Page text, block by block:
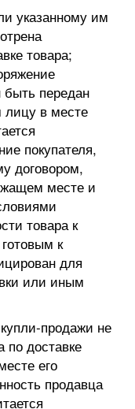
указанному им
товара;
быть передан
лицу в месте
покупателя,
договором,
месте и
товара к
к
для
или иным
продажи не
по доставке
его
продавца